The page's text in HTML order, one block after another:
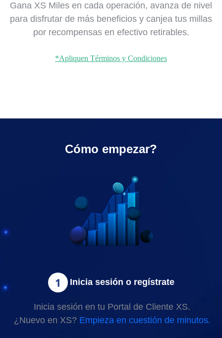
Gana XS Miles en cada operación, avanza de nivel
para disfrutar de más beneficios y canjea tus millas
por recompensas en efectivo retirables.
*Apliquen Términos y Condiciones
Cómo empezar?
Inicia sesión o regístrate
Inicia sesión en tu Portal de Cliente XS.
¿Nuevo en XS? Empieza en cuestión de minutos.